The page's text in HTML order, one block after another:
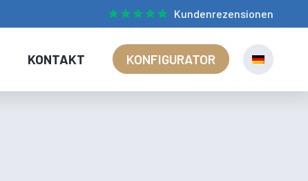
Kundenrezensionen
KONTAKT KONFIGURATOR